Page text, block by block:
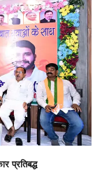
सरकार प्रतिबद्ध